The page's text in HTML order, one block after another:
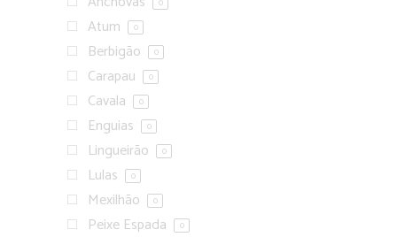
Atum 0
Berbigão 0
Carapau 0
Cavala 0
Enguias 0
Lingueirão 0
Lulas 0
Mexilhão 0
Peixe Espada 0